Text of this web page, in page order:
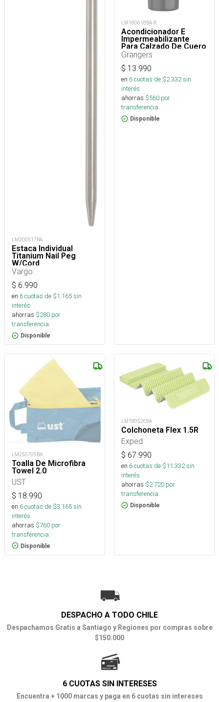
LM200517BA
Estaca Individual
Titanium Nail Peg
W/Cord
Vargo
$ 6.990
en 6cuotas de $1.165sin
interés
ahorras $280 por
transferencia.
Disponible
LM180618BA-R
Acondicionador E
Impermeabilizante
Para Calzado De Cuero
75 Ml
Grangers
$ 13.990
en 6cuotas de $2.332sin
interés
ahorras $560 por
transferencia.
Disponible
LM250705BA
Toalla De Microfibra
Towel 2.0
UST
$ 18.990
en 6cuotas de $3.165sin
interés
ahorras $760 por
transferencia.
Disponible
LM180526BA
Colchoneta Flex 1.5R
Exped
$ 67.990
en 6cuotas de $11.332sin
interés
ahorras $2.720 por
transferencia.
Disponible
DESPACHO A TODO CHILE
Despachamos Gratis a Santiago y Regiones por compras sobre
$150.000
6 CUOTAS SIN INTERESES
Encuentra + 1000 marcas y paga en 6 cuotas sin intereses